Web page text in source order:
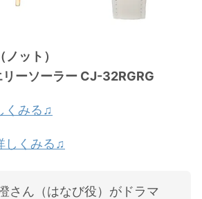
ット）
ーソーラー CJ-32RGRG
くみる♫
しくみる♫
さん（はなび役）がドラマ